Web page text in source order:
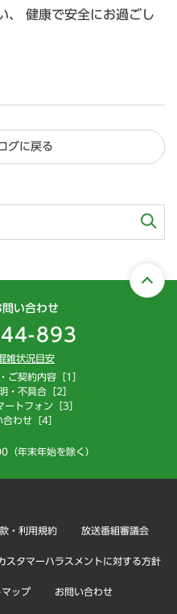
、 健康で安全にお過ごし
グに戻る
い合わせ
893
雑状況目安
ご契約内容［1］
・不具合［2］
トフォン［3］
わせ［4］
年末年始を除く）
・利用規約 放送番組審議会
スタマーハラスメントに対する方針
マップ お問い合わせ